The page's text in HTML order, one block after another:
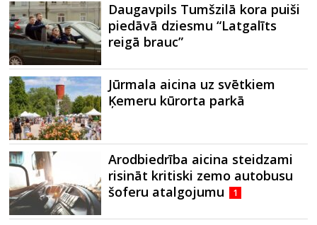
Daugavpils Tumšzilā kora puiši
piedāvā dziesmu “Latgalīts
reigā brauc”
Jūrmala aicina uz svētkiem
Ķemeru kūrorta parkā
Arodbiedrība aicina steidzami
risināt kritiski zemo autobusu
šoferu atalgojumu
1